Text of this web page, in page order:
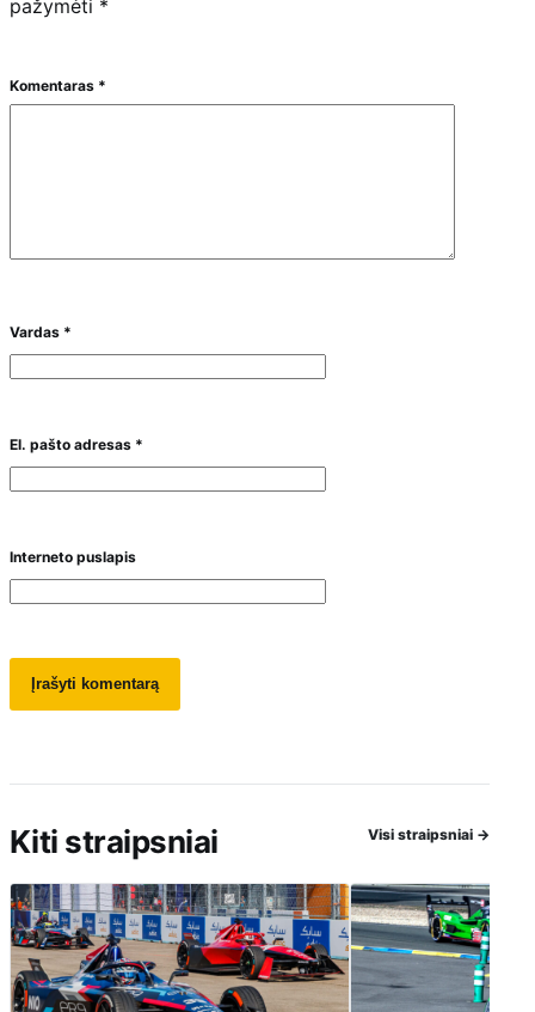
pažymėti *
Komentaras *
Vardas *
El. pašto adresas *
Interneto puslapis
Kiti straipsniai Visi straipsniai →